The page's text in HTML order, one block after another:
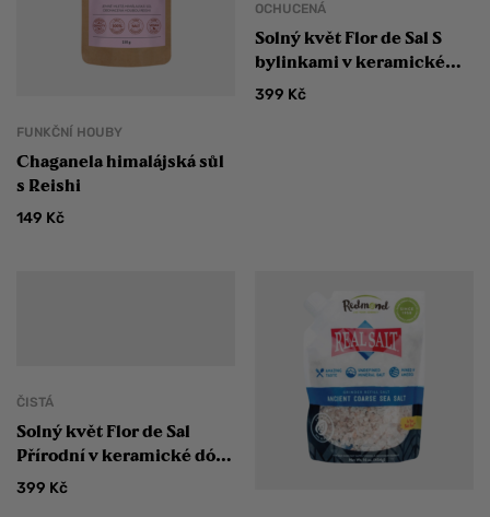
FUNKČNÍ HOUBY
Chaganela himalájská sůl
s Reishi
149 Kč
OCHUCENÁ
Solný květ Flor de Sal S
bylinkami v keramické
dóze 100 g
399 Kč
ČISTÁ
Solný květ Flor de Sal
Přírodní v keramické dóze
100 g
399 Kč